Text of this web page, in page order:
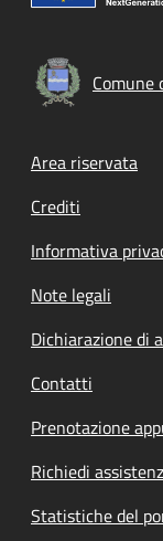
Comune
Footer
Area riservata
Crediti
Informativa
Note legali
Dichiarazione di
Contatti
Prenotazione
Richiedi
Statistiche del